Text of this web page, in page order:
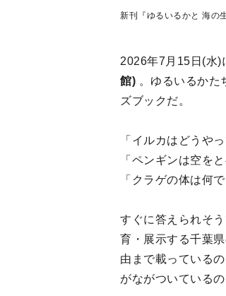
新刊『ゆるいるかと 海の
2026年7月15日(水)
館) 。ゆるいるかた
ズブックだ。
「イルカはどうや
「ペンギンは空を
「クラゲの体は何
すぐに答えられそ
育・展示する千葉
由まで載っている
がながついている